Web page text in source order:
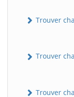
Trouver
Trouver
Trouver